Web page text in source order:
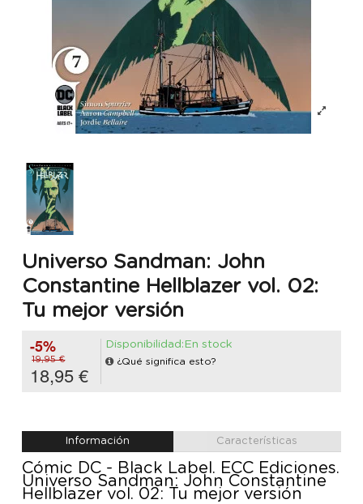
Universo Sandman: John
Constantine Hellblazer vol. 02:
Tu mejor versión
-5%
19,95 €
18,95 €
Disponibilidad:En stock
¿Qué significa esto?
Información Características
Cómic DC - Black Label. ECC Ediciones.
Universo Sandman: John Constantine
Hellblazer vol. 02: Tu mejor versión